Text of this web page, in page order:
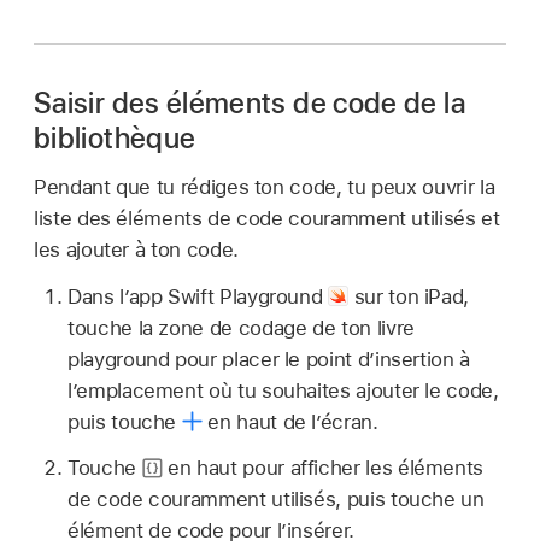
Saisir des éléments de code de la
bibliothèque
Pendant que tu rédiges ton code, tu peux ouvrir la
liste des éléments de code couramment utilisés et
les ajouter à ton code.
Dans l’app Swift Playground
sur ton iPad,
touche la zone de codage de ton livre
playground pour placer le point d’insertion à
l’emplacement où tu souhaites ajouter le code,
puis touche
en haut de lʼécran.
Touche
en haut pour afficher les éléments
de code couramment utilisés, puis touche un
élément de code pour l’insérer.